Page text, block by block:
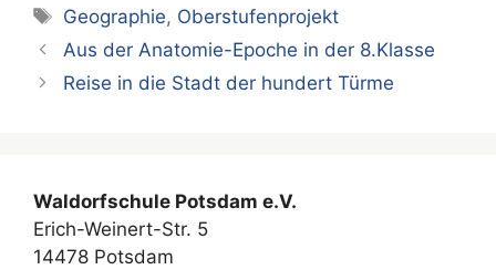
Schlagwörter
Geographie, Oberstufenprojekt
Aus der Anatomie-Epoche in der 8.Klasse
Reise in die Stadt der hundert Türme
Waldorfschule Potsdam e.V.
Erich-Weinert-Str. 5
14478 Potsdam